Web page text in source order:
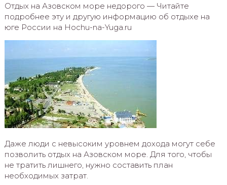
Отдых на Азовском море недорого — Читайте
подробнее эту и другую информацию об отдыхе на
юге России на Hochu-na-Yuga.ru
Даже люди с невысоким уровнем дохода могут себе
позволить отдых на Азовском море. Для того, чтобы
не тратить лишнего, нужно составить план
необходимых затрат.